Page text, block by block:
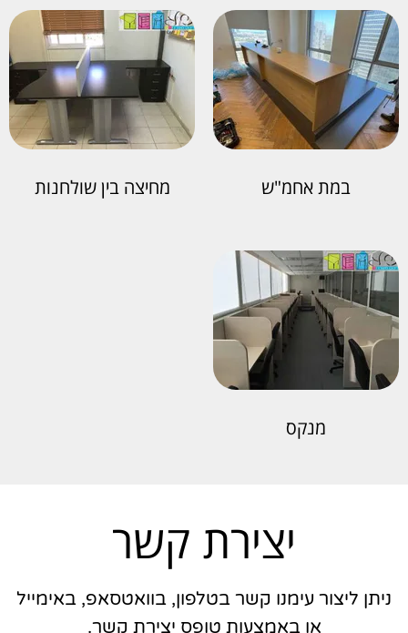
במת אחמ"ש מחיצה בין שולחנות
מנקס
יצירת קשר
ניתן ליצור עימנו קשר בטלפון, בוואטסאפ, באימייל
או באמצעות טופס יצירת קשר.